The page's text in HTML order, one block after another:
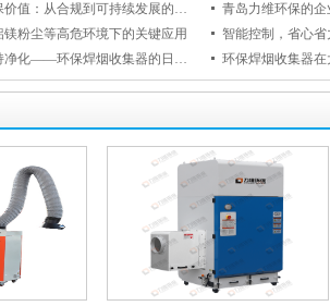
焊烟收集设备的环保价值：从合规到可持续发展的跨越
青岛力维环保的
粉尘等高危环境下的关键应用
延长设备寿命，保持净化——环保焊烟收集器的日常维护与保养指南
环保焊烟收集器